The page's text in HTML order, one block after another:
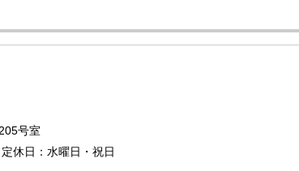
号室
休日：水曜日・祝日